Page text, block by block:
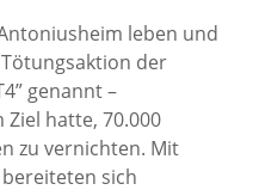
leben und
der
genannt –
hatte, 70.000
zu vernichten. Mit
sich